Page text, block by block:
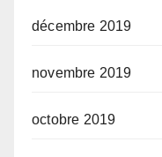
décembre 2019
novembre 2019
octobre 2019